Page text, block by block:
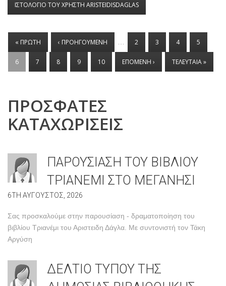
ΙΣΤΟΛΟΓΙΟ ΤΟΥ ΧΡΗΣΤΗ ARISTEIDISDAGLAS
ΣΕΛΙΔΕΣ
« ΠΡΩΤΗ ‹ ΠΡΟΗΓΟΥΜΕΝΗ … 2 3 4 5
6 7 8 9 10 ΕΠΟΜΕΝΗ › ΤΕΛΕΥΤΑΙΑ »
ΠΡΟΣΦΑΤΕΣ
ΚΑΤΑΧΩΡΙΣΕΙΣ
ΠΑΡΟΥΣΙΑΣΗ ΤΟΥ ΒΙΒΛΙΟΥ
ΤΡΙΑΝΕΜΙ ΣΤΟ ΜΕΓΑΝΗΣΙ
6TH ΑΥΓΟΥΣΤΟΣ, 2026
Σας προσκαλούμε στην παρουσίαση - δραματοποίηση του
βιβλίου Τριανέμι του Αριστειδη Δάγλα. Με συντονιστή τον Τάκη
Αργύση
ΔΕΛΤΙΟ ΤΥΠΟΥ ΤΗΣ